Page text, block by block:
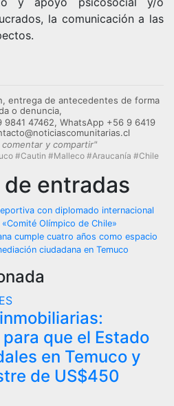
la comunicación a las
entrega de antecedentes de forma
o denuncia,
47462, WhatsApp +56 9 6419
comentar y compartir"
#Cautin #Malleco #Araucanía #Chile
entradas
con diplomado internacional
Olímpico de Chile»
cumple cuatro años como espacio
ciudadana en Temuco
que el Estado
en Temuco y
de US$450